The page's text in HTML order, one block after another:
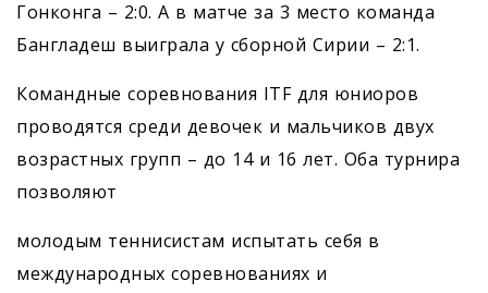
Гонконга – 2:0. А в матче за 3 место команда
Бангладеш выиграла у сборной Сирии – 2:1.
Командные соревнования ITF для юниоров
проводятся среди девочек и мальчиков двух
возрастных групп – до 14 и 16 лет. Оба турнира
позволяют
молодым теннисистам испытать себя в
международных соревнованиях и